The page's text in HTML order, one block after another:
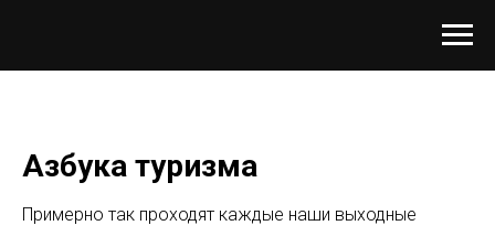
Азбука туризма
Примерно так проходят каждые наши выходные